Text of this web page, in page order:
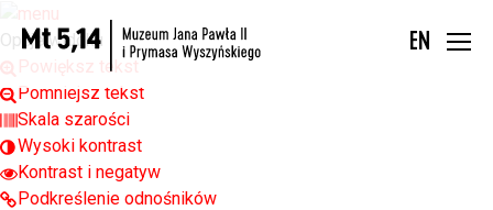
Open toolbar
Opcje widoku
Powiększ tekst
Pomniejsz tekst
Skala szarości
Wysoki kontrast
Kontrast i negatyw
Podkreślenie odnośników
EN